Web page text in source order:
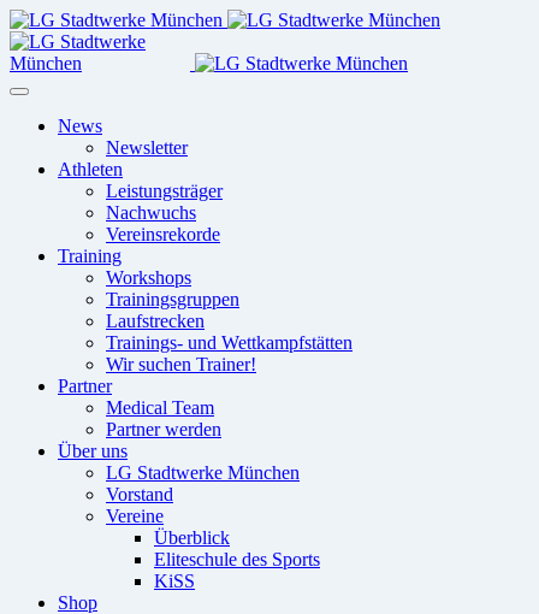
News
Newsletter
Athleten
Leistungsträger
Nachwuchs
Vereinsrekorde
Training
Workshops
Trainingsgruppen
Laufstrecken
Trainings- und Wettkampfstätten
Wir suchen Trainer!
Partner
Medical Team
Partner werden
Über uns
LG Stadtwerke München
Vorstand
Vereine
Überblick
Eliteschule des Sports
KiSS
Shop